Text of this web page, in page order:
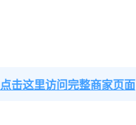
点击这里访问完整商家页面